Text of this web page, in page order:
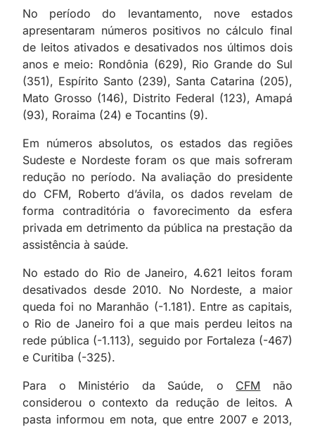
No período do levantamento, nove estados
apresentaram números positivos no cálculo final
de leitos ativados e desativados nos últimos dois
anos e meio: Rondônia (629), Rio Grande do Sul
(351), Espírito Santo (239), Santa Catarina (205),
Mato Grosso (146), Distrito Federal (123), Amapá
(93), Roraima (24) e Tocantins (9).
Em números absolutos, os estados das regiões
Sudeste e Nordeste foram os que mais sofreram
redução no período. Na avaliação do presidente
do CFM, Roberto d’ávila, os dados revelam de
forma contraditória o favorecimento da esfera
privada em detrimento da pública na prestação da
assistência à saúde.
No estado do Rio de Janeiro, 4.621 leitos foram
desativados desde 2010. No Nordeste, a maior
queda foi no Maranhão (-1.181). Entre as capitais,
o Rio de Janeiro foi a que mais perdeu leitos na
rede pública (-1.113), seguido por Fortaleza (-467)
e Curitiba (-325).
Para o Ministério da Saúde, o CFM não
considerou o contexto da redução de leitos. A
pasta informou em nota, que entre 2007 e 2013,